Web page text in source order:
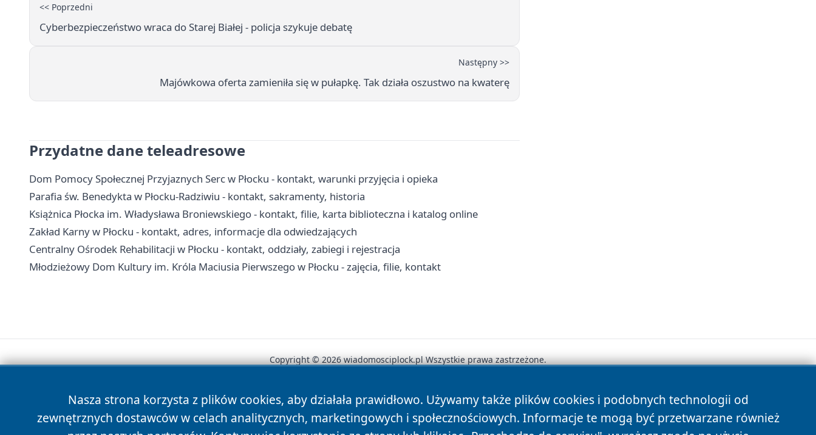
<< Poprzedni
Cyberbezpieczeństwo wraca do Starej Białej - policja szykuje debatę
Następny >>
Majówkowa oferta zamieniła się w pułapkę. Tak działa oszustwo na kwaterę
Przydatne dane teleadresowe
Dom Pomocy Społecznej Przyjaznych Serc w Płocku - kontakt, warunki przyjęcia i opieka
Parafia św. Benedykta w Płocku-Radziwiu - kontakt, sakramenty, historia
Książnica Płocka im. Władysława Broniewskiego - kontakt, filie, karta biblioteczna i katalog online
Zakład Karny w Płocku - kontakt, adres, informacje dla odwiedzających
Centralny Ośrodek Rehabilitacji w Płocku - kontakt, oddziały, zabiegi i rejestracja
Młodzieżowy Dom Kultury im. Króla Maciusia Pierwszego w Płocku - zajęcia, filie, kontakt
Nasza strona korzysta z plików cookies, aby działała prawidłowo. Używamy także plików cookies i podobnych technologii od
zewnętrznych dostawców w celach analitycznych, marketingowych i społecznościowych. Informacje te mogą być przetwarzane również
Copyright © 2026 wiadomosciplock.pl Wszystkie prawa zastrzeżone.
News Autorzy Polityka Prywatności Polityka Cookies